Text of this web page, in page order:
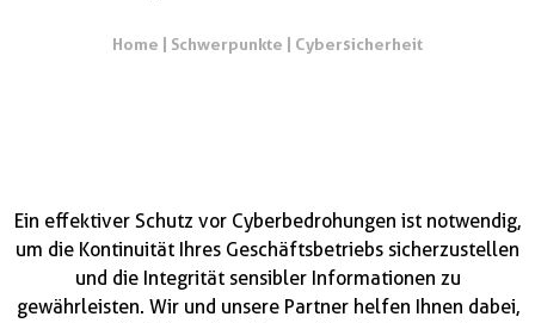
Home | Schwerpunkte | Cybersicherheit
Ein effektiver Schutz vor Cyberbedrohungen ist notwendig,
um die Kontinuität Ihres Geschäftsbetriebs sicherzustellen
und die Integrität sensibler Informationen zu
gewährleisten. Wir und unsere Partner helfen Ihnen dabei,